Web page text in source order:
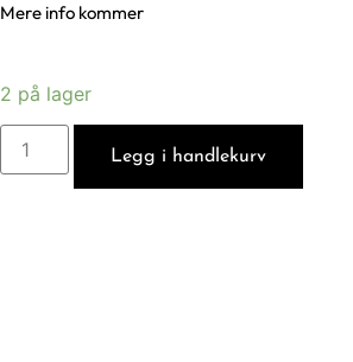
Mere info kommer
2 på lager
Legg i handlekurv